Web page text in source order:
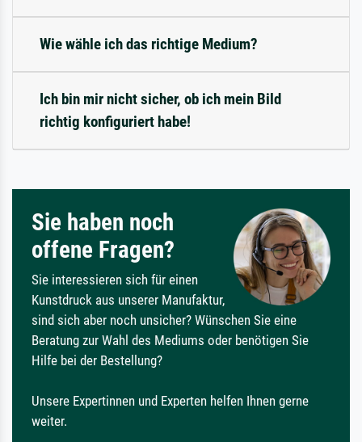
Wie wähle ich das richtige Medium?
Ich bin mir nicht sicher, ob ich mein Bild
richtig konfiguriert habe!
Sie haben noch
offene Fragen?
Sie interessieren sich für einen
Kunstdruck aus unserer Manufaktur,
sind sich aber noch unsicher? Wünschen Sie eine
Beratung zur Wahl des Mediums oder benötigen Sie
Hilfe bei der Bestellung?
Unsere Expertinnen und Experten helfen Ihnen gerne
weiter.